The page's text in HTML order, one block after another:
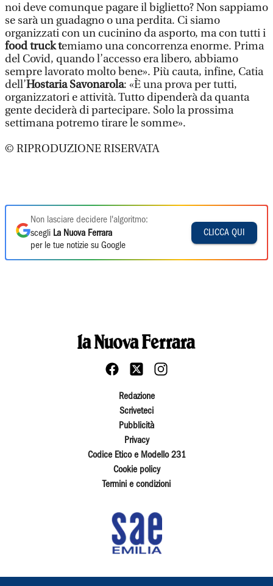
noi deve comunque pagare il biglietto? Non sappiamo
se sarà un guadagno o una perdita. Ci siamo
organizzati con un cucinino da asporto, ma con tutti i
food truck temiamo una concorrenza enorme. Prima
del Covid, quando l’accesso era libero, abbiamo
sempre lavorato molto bene». Più cauta, infine, Catia
dell’Hostaria Savonarola: «È una prova per tutti,
organizzatori e attività. Tutto dipenderà da quanta
gente deciderà di partecipare. Solo la prossima
settimana potremo tirare le somme».
© RIPRODUZIONE RISERVATA
Non lasciare decidere l'algoritmo:
scegli La Nuova Ferrara
per le tue notizie su Google
CLICCA QUI
Redazione
Scriveteci
Pubblicità
Privacy
Codice Etico e Modello 231
Cookie policy
Termini e condizioni